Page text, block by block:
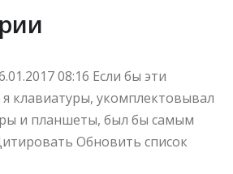
08:16 Если бы эти
клавиатуры, укомплектовывал
и планшеты, был бы самым
Обновить список